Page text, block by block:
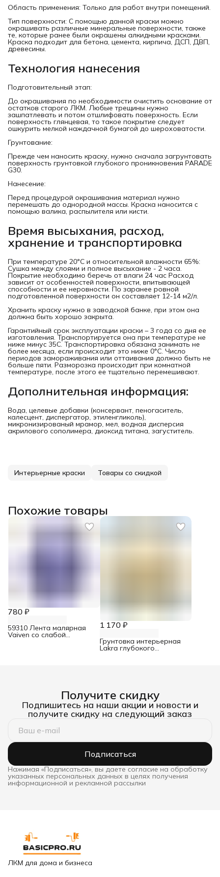
Область применения: Только для работ внутри помещений.
Тип поверхности: С помощью данной краски можно
окрашивать различные минеральные поверхности, также
те, которые ранее были окрашены алкидными красками.
Краска подходит для бетона, цемента, кирпича, ДСП, ДВП,
древесины.
Технология нанесения
Подготовительный этап:
До окрашивания по необходимости очистить основание от
остатков старого ЛКМ. Любые трещины нужно
зашпатлевать и потом отшлифовать поверхность. Если
поверхность глянцевая, то такое покрытие следует
ошкурить мелкой наждачной бумагой до шероховатости.
Грунтование:
Прежде чем наносить краску, нужно сначала загрунтовать
поверхность грунтовкой глубокого проникновения PARADE
G30.
Нанесение:
Перед процедурой окрашивания материал нужно
перемешать до однородной массы. Краска наносится с
помощью валика, распылителя или кисти.
Время высыхания, расход,
хранение и транспортировка
При температуре 20°C и относительной влажности 65%:
Сушка между слоями и полное высыхание - 2 часа.
Покрытие необходимо беречь от влаги 24 час Расход
зависит от особенностей поверхности, впитывающей
способности и ее неровности. По заранее ровной
подготовленной поверхности он составляет 12-14 м2/л.
Хранить краску нужно в заводской банке, при этом она
должна быть хорошо закрыта.
Гарантийный срок эксплуатации краски – 3 года со дня ее
изготовления. Транспортируется она при температуре не
ниже минус 35C. Транспортировка обязана занимать не
более месяца, если происходит это ниже 0°C. Число
периодов замораживания или оттаивания должно быть не
больше пяти. Разморозка происходит при комнатной
температуре, после этого ее тщательно перемешивают.
Дополнительная информация:
Вода, целевые добавки (консервант, пеногаситель,
калесцент, диспергатор, этиленгликоль),
микронизированый мрамор, мел, водная дисперсия
акрилового сополимера, диоксид титана, загуститель.
Интерьерные краски Товары со скидкой
Похожие товары
780 ₽
59310 Лента малярная
Vaiven со слабой
1 170 ₽
Грунтовка интерьерная
Lakra глубокого
Получите скидку
Подпишитесь на наши акции и новости и
получите скидку на следующий заказ
Подписаться
Нажимая «Подписаться», вы даете согласие на обработку
указанных персональных данных в целях получения
информационной и рекламной рассылки
ЛКМ для дома и бизнеса